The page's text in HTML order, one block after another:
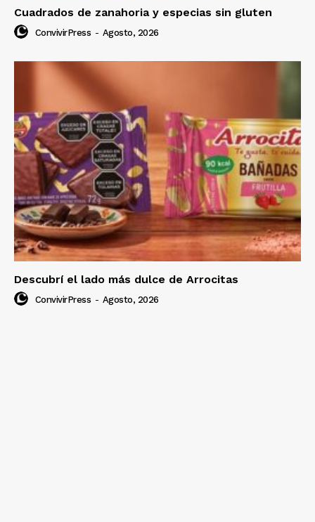
Cuadrados de zanahoria y especias sin gluten
ConvivirPress - Agosto, 2026
Descubrí el lado más dulce de Arrocitas
ConvivirPress - Agosto, 2026